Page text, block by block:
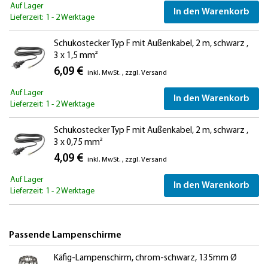
Auf Lager
Lieferzeit: 1 - 2 Werktage
In den Warenkorb
Schukostecker Typ F mit Außenkabel, 2 m, schwarz ,
3 x 1,5 mm²
6,09 € inkl. MwSt. , zzgl. Versand
Auf Lager
Lieferzeit: 1 - 2 Werktage
In den Warenkorb
Schukostecker Typ F mit Außenkabel, 2 m, schwarz ,
3 x 0,75 mm²
4,09 € inkl. MwSt. , zzgl. Versand
Auf Lager
Lieferzeit: 1 - 2 Werktage
In den Warenkorb
Passende Lampenschirme
Käfig-Lampenschirm, chrom-schwarz, 135mm Ø